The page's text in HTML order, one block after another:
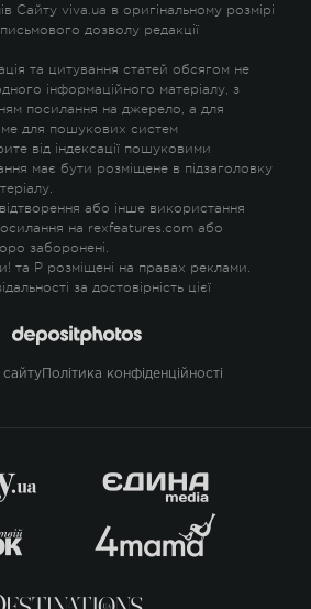
Сайту viva.ua в оригінальному розмірі
дозволу редакції
та цитування статей обсягом не
інформаційного матеріалу, з
посилання на джерело, а для
для пошукових систем
від індексації пошуковими
має бути розміщене в підзаголовку
або інше використання
посилання на rexfeatures.com або
заборонені.
! та P розміщені на правах реклами.
за достовірність цієї
сайту Політика конфіденційності